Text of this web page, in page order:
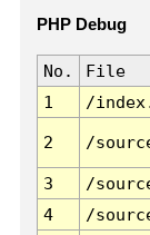
PHP Debug
No. File
1
/
2 /
3 /
4
/